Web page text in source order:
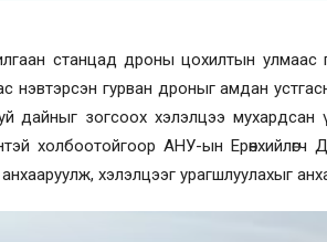
станцад дроны цохилтын улмаас
гурван дроныг амдан
дайныг зогсоох хэлэлцээ мухардсан
холбоотойгоор АНУ-ын Ерөнхийлөгч
хэлэлцээг урагшлуулахыг